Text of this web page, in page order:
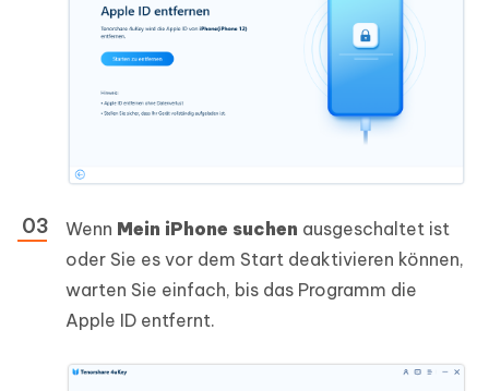
Wenn Mein iPhone suchen ausgeschaltet ist
oder Sie es vor dem Start deaktivieren können,
warten Sie einfach, bis das Programm die
Apple ID entfernt.